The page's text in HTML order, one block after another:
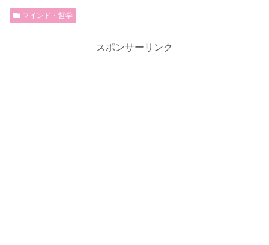
マインド・哲学
スポンサーリンク